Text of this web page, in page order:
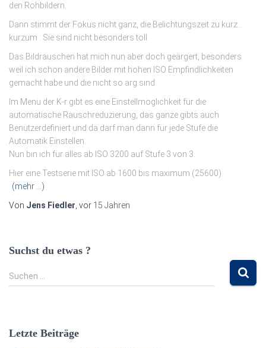
den Rohbildern.
Dann stimmt der Fokus nicht ganz, die Belichtungszeit zu kurz..
kurzum : Sie sind nicht besonders toll.
Das Bildrauschen hat mich nun aber doch geärgert, besonders
weil ich schon andere Bilder mit hohen ISO Empfindlichkeiten
gemacht habe und die nicht so arg sind.
Im Menü der K-r gibt es eine Einstellmöglichkeit für die
automatische Rauschreduzierung, das ganze gibts auch
Benutzerdefiniert und da darf man dann für jede Stufe die
Automatik Einstellen.
Nun bin ich für alles ab ISO 3200 auf Stufe 3 von 3.
Hier eine Testserie mit ISO ab 1600 bis maximum (25600)
(mehr …)
Von Jens Fiedler , vor 15 Jahren
Suchst du etwas ?
S
u
n
Suchen …
Letzte Beiträge